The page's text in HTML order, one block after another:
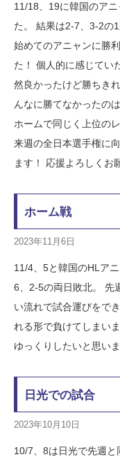
11/18、19に韓国のア
た。 結果は2-7、3-2の
始めてのアニャンに勝
た！ 個人的に感じてい
然良かったけど勝ちき
んなに勝てなかったの
ホームで同じく上位の
来週の全日本選手権に
ます！ 応援よろしくお
ホーム戦
2023年11月6日
11/4、5と韓国のHLア
6、2-5の両日敗北。 先
い流れで試合運びをで
れる形で負けてしまい
ゆっくりしたいと思いま
日光での試合
2023年10月10日
10/7、8は日光で先週と